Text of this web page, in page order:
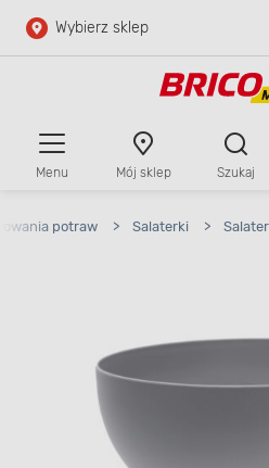
Przejdź do głównej zawartości
Wybierz sklep
Menu Mój sklep Szukaj
potraw > Salaterki >